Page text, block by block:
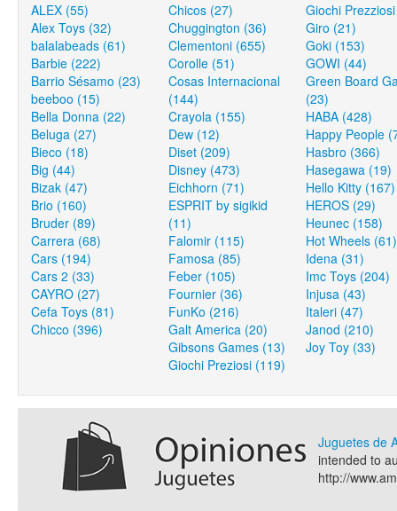
ALEX (55)
Alex Toys (32)
balalabeads (61)
Barbie (222)
Barrio Sésamo (23)
beeboo (15)
Bella Donna (22)
Beluga (27)
Bieco (18)
Big (44)
Bizak (47)
Brio (160)
Bruder (89)
Carrera (68)
Cars (194)
Cars 2 (33)
CAYRO (27)
Cefa Toys (81)
Chicco (396)
Chicos (27)
Chuggington (36)
Clementoni (655)
Corolle (51)
Cosas Internacional
(144)
Crayola (155)
Dew (12)
Diset (209)
Disney (473)
Eichhorn (71)
ESPRIT by sigikid
(11)
Falomir (115)
Famosa (85)
Feber (105)
Fournier (36)
FunKo (216)
Galt America (20)
Gibsons Games (13)
Giochi Preziosi (119)
Giochi
Giro (21)
Goki (153)
GOWI (44)
Green Board
(23)
HABA (428)
Happy People
Hasbro (366)
Hasegawa (19)
Hello Kitty (167)
HEROS (29)
Heunec (158)
Hot Wheels (61)
Idena (31)
Imc Toys (204)
Injusa (43)
Italeri (47)
Janod (210)
Joy Toy (33)
Juguetes de
intended to
http://